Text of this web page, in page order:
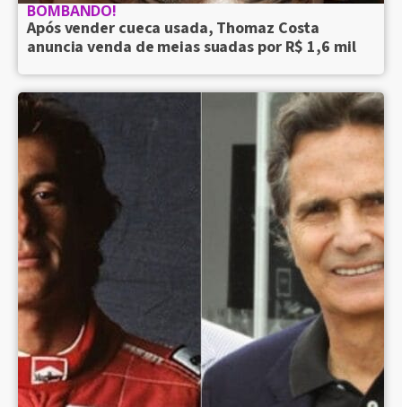
BOMBANDO!
Após vender cueca usada, Thomaz Costa
anuncia venda de meias suadas por R$ 1,6 mil